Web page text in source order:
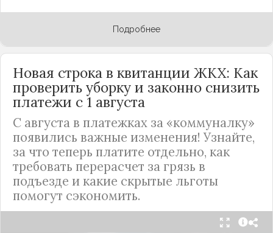
Подробнее
Новая строка в квитанции ЖКХ: Как
проверить уборку и законно снизить
платежи с 1 августа
С августа в платежках за «коммуналку»
появились важные изменения! Узнайте,
за что теперь платите отдельно, как
требовать перерасчет за грязь в
подъезде и какие скрытые льготы
помогут сэкономить.